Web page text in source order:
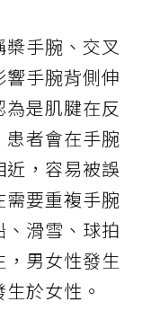
手腕、交叉
手腕背側伸
是肌腱在反
者會在手腕
，容易被誤
要重複手腕
滑雪、球拍
男女性發生
於女性。